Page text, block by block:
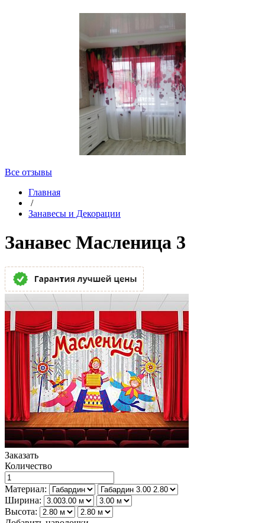
Все отзывы
Главная
/
Занавесы и Декорации
Занавес Масленица 3
Заказать
Количество
Материал:
Ширина:
Высота: